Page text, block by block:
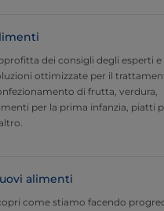
dei consigli degli esperti e
ottimizzate per il
di frutta, verdura,
per la prima infanzia, piatti
alimenti
come stiamo facendo